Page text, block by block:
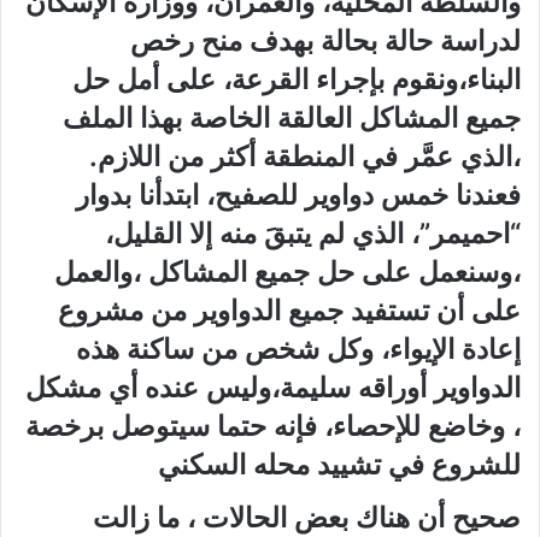
لدراسة حالة بحالة بهدف منح رخص
البناء،ونقوم بإجراء القرعة، على أمل حل
جميع المشاكل العالقة الخاصة بهذا الملف
،الذي عمَّر في المنطقة أكثر من اللازم.
فعندنا خمس دواوير للصفيح، ابتدأنا بدوار
“احميمر”، الذي لم يتبقَ منه إلا القليل،
،وسنعمل على حل جميع المشاكل ،والعمل
على أن تستفيد جميع الدواوير من مشروع
إعادة الإيواء، وكل شخص من ساكنة هذه
الدواوير أوراقه سليمة،وليس عنده أي مشكل
، وخاضع للإحصاء، فإنه حتما سيتوصل برخصة
للشروع في تشييد محله السكني
صحيح أن هناك بعض الحالات ، ما زالت